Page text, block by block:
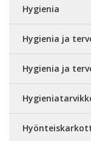
Hygienia
Hygienia ja
Hygienia ja